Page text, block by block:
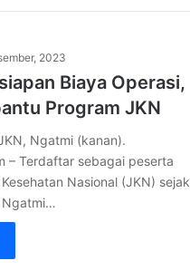
2023
Biaya Operasi,
Program JKN
Ngatmi (kanan).
– Terdaftar sebagai peserta
Nasional (JKN) sejak
Ngatmi…